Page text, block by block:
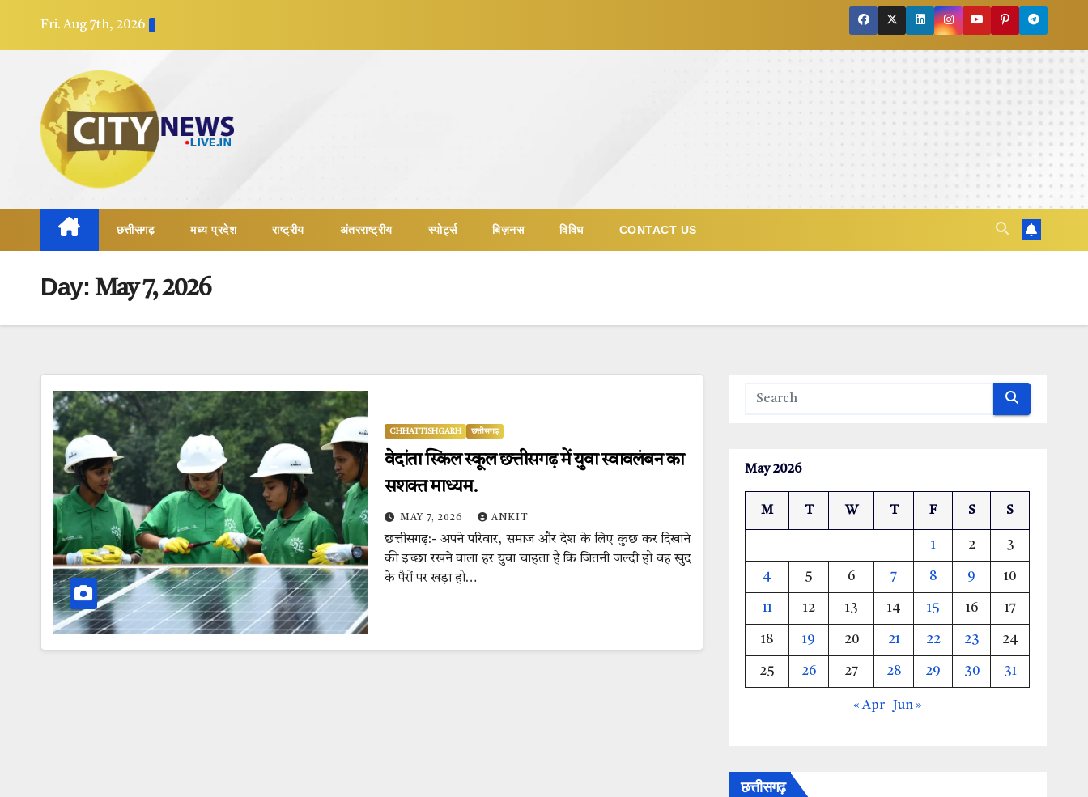
Fri. Aug 7th, 2026
छत्तीसगढ़ मध्य प्रदेश राष्ट्रीय अंतरराष्ट्रीय स्पोर्ट्स बिज़नस विविध CONTACT US
Day: May 7, 2026
CHHATTISHGARH छत्तीसगढ़
वेदांता स्किल स्कूल छत्तीसगढ़ में युवा स्वावलंबन का
सशक्त माध्यम.
MAY 7, 2026 ANKIT
छत्तीसगढ़:- अपने परिवार, समाज और देश के लिए कुछ कर दिखाने
की इच्छा रखने वाला हर युवा चाहता है कि जितनी जल्दी हो वह खुद
के पैरों पर खड़ा हो…
May 2026
M T W T F S S
1 2 3
4 5 6 7 8 9 10
11 12 13 14 15 16 17
18 19 20 21 22 23 24
25 26 27 28 29 30 31
« Apr Jun »
छत्तीसगढ़